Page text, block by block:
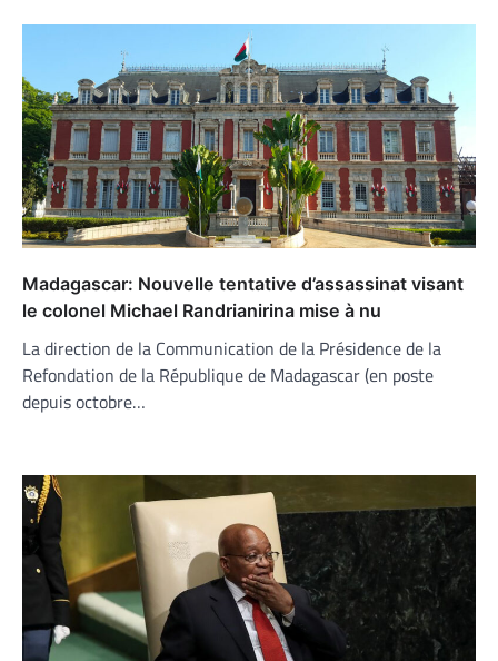
Madagascar: Nouvelle tentative d’assassinat visant
le colonel Michael Randrianirina mise à nu
La direction de la Communication de la Présidence de la
Refondation de la République de Madagascar (en poste
depuis octobre…